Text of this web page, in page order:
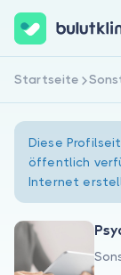
Über uns
Jetzt
Startseite
Diese
öffentlich
Internet